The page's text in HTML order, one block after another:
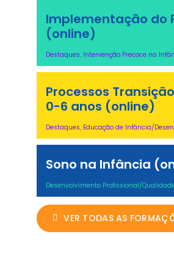
Implementação do
(online)
Destaques, Intervenção Precoce na
Processos
0-6 anos (online)
Destaques, Educação de Infância/
Sono na Infância
Desenvolvimento Profissional/
VER TODAS AS